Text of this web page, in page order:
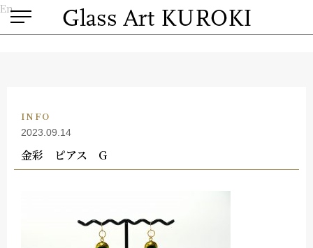
En
INFO
2023.09.14
金彩 ピアス G